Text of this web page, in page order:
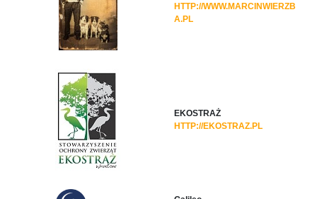
HTTP://WWW.MARCINWIERZB
A.PL
EKOSTRAŻ
HTTP://EKOSTRAZ.PL